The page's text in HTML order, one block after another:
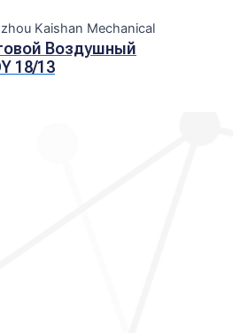
Kaishan Mechanical
Воздушный
18/13